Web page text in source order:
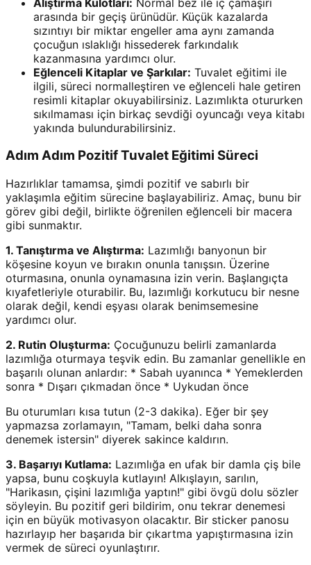
arasında bir geçiş ürünüdür. Küçük kazalarda
sızıntıyı bir miktar engeller ama aynı zamanda
çocuğun ıslaklığı hissederek farkındalık
kazanmasına yardımcı olur.
Eğlenceli Kitaplar ve Şarkılar: Tuvalet eğitimi ile
ilgili, süreci normalleştiren ve eğlenceli hale getiren
resimli kitaplar okuyabilirsiniz. Lazımlıkta otururken
sıkılmaması için birkaç sevdiği oyuncağı veya kitabı
yakında bulundurabilirsiniz.
Adım Adım Pozitif Tuvalet Eğitimi Süreci
Hazırlıklar tamamsa, şimdi pozitif ve sabırlı bir
yaklaşımla eğitim sürecine başlayabiliriz. Amaç, bunu bir
görev gibi değil, birlikte öğrenilen eğlenceli bir macera
gibi sunmaktır.
1. Tanıştırma ve Alıştırma: Lazımlığı banyonun bir
köşesine koyun ve bırakın onunla tanışsın. Üzerine
oturmasına, onunla oynamasına izin verin. Başlangıçta
kıyafetleriyle oturabilir. Bu, lazımlığı korkutucu bir nesne
olarak değil, kendi eşyası olarak benimsemesine
yardımcı olur.
2. Rutin Oluşturma: Çocuğunuzu belirli zamanlarda
lazımlığa oturmaya teşvik edin. Bu zamanlar genellikle en
başarılı olunan anlardır: * Sabah uyanınca * Yemeklerden
sonra * Dışarı çıkmadan önce * Uykudan önce
Bu oturumları kısa tutun (2-3 dakika). Eğer bir şey
yapmazsa zorlamayın, "Tamam, belki daha sonra
denemek istersin" diyerek sakince kaldırın.
3. Başarıyı Kutlama: Lazımlığa en ufak bir damla çiş bile
yapsa, bunu coşkuyla kutlayın! Alkışlayın, sarılın,
"Harikasın, çişini lazımlığa yaptın!" gibi övgü dolu sözler
söyleyin. Bu pozitif geri bildirim, onu tekrar denemesi
için en büyük motivasyon olacaktır. Bir sticker panosu
hazırlayıp her başarıda bir çıkartma yapıştırmasına izin
vermek de süreci oyunlaştırır.